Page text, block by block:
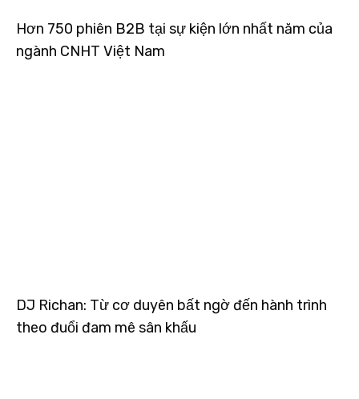
Hơn 750 phiên B2B tại sự kiện lớn nhất năm của
ngành CNHT Việt Nam
DJ Richan: Từ cơ duyên bất ngờ đến hành trình
theo đuổi đam mê sân khấu